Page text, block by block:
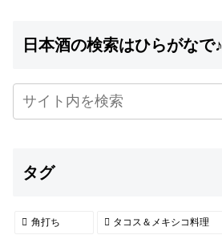
日本酒の検索はひらがなで♪
タグ
角打ち タコス＆メキシコ料理